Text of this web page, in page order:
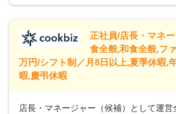
います。
給245,800円～②エリ
正社員/店長・マネ
食全般,和食全般,フ
万円/シフト制／月8日以上,夏季休暇,
暇,慶弔休暇
店長・マネージャー（候補）として運営